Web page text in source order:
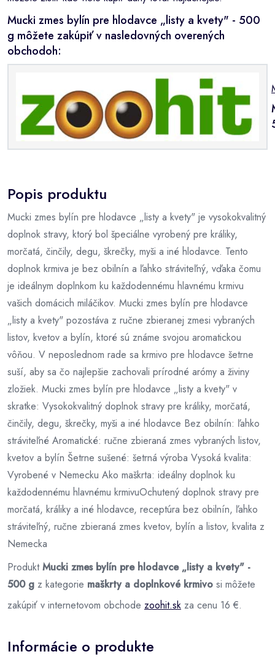
Mucki zmes bylín pre hlodavce „listy a kvety" - 500
g môžete zakúpiť v nasledovných overených
obchodoh:
Popis produktu
Mucki zmes bylín pre hlodavce „listy a kvety" je vysokokvalitný
doplnok stravy, ktorý bol špeciálne vyrobený pre králiky,
morčatá, činčily, degu, škrečky, myši a iné hlodavce. Tento
doplnok krmiva je bez obilnín a ľahko stráviteľný, vďaka čomu
je ideálnym doplnkom ku každodennému hlavnému krmivu
vašich domácich miláčikov. Mucki zmes bylín pre hlodavce
„listy a kvety" pozostáva z ručne zbieranej zmesi vybraných
listov, kvetov a bylín, ktoré sú známe svojou aromatickou
vôňou. V neposlednom rade sa krmivo pre hlodavce šetrne
suší, aby sa čo najlepšie zachovali prírodné arómy a živiny
zložiek. Mucki zmes bylín pre hlodavce „listy a kvety" v
skratke: Vysokokvalitný doplnok stravy pre králiky, morčatá,
činčily, degu, škrečky, myši a iné hlodavce Bez obilnín: ľahko
stráviteľné Aromatické: ručne zbieraná zmes vybraných listov,
kvetov a bylín Šetrne sušené: šetrná výroba Vysoká kvalita:
Vyrobené v Nemecku Ako maškrta: ideálny doplnok ku
každodennému hlavnému krmivuOchutený doplnok stravy pre
morčatá, králiky a iné hlodavce, receptúra bez obilnín, ľahko
stráviteľný, ručne zbieraná zmes kvetov, bylín a listov, kvalita z
Nemecka
ProduktMucki zmes bylín pre hlodavce „listy a kvety" -
500 g z kategorie maškrty a doplnkové krmivo si môžete
zakúpiť v internetovom obchode zoohit.sk za cenu 16 €.
Informácie o produkte